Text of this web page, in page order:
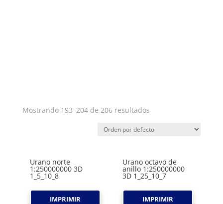
Mostrando 193–204 de 206 resultados
Urano norte
1:250000000 3D
1_5_10_8
IMPRIMIR
Urano octavo de
anillo 1:250000000
3D 1_25_10_7
IMPRIMIR